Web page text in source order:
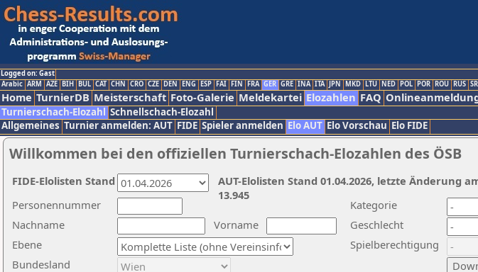
Logged on: Gast
Arabic ARM AZE BIH BUL CAT CHN CRO CZE DEN ENG ESP FAI FIN FRA GER GRE INA ITA JPN MKD LTU NED POL POR ROU RUS
Home TurnierDB Meisterschaft Foto-Galerie Meldekartei Elozahlen FAQ
Turnierschach-Elozahl Schnellschach-Elozahl
Allgemeines Turnier anmelden: AUT FIDE Spieler anmelden Elo AUT Elo Vorschau Elo FIDE
Willkommen bei den offiziellen Turnierschach-Elozahlen des ÖSB
Nachname
Vorname
Ebene
Kategorie
Personennummer
Bundesland
Geschlecht
Spielberechtigung
AUT-Elolisten Stand 01.04.2026, letzte Änderung
13.945
FIDE-Elolisten Stand